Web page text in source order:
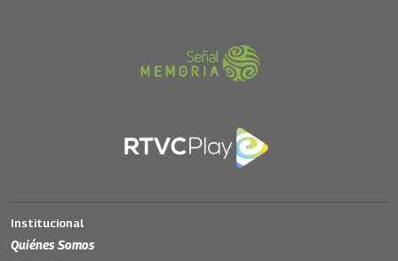
Institucional
Quiénes Somos